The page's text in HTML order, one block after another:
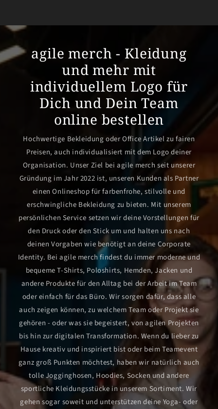
agile merch - Kleidung
und mehr mit
individuellem Logo für
Dich und Dein Team
online bestellen
Hochwertige Bekleidung oder Office Artikel zu fairen
Preisen, auch individualisiert mit dem Logo deiner
Organisation. Unser Ziel bei agile merch seit unserer
Gründung im Jahr 2022 ist, unseren Kunden als Partner
einen Onlineshop für farbenfrohe, stilvolle und
erschwingliche Bekleidung zu bieten. Mit unserem
persönlichen Service setzen wir deine Vorstellungen für
den Druck oder den Stick um und halten uns nach
deinen Vorgaben wie benötigt an deine Corporate
Identity. Bei agile merch findest du immer moderne und
bequeme T-Shirts, Poloshirts, Hemden, Jacken und
andere Produkte für den Alltag bei der Arbeit im Team
oder einfach für das Büro. Wir sorgen dafür, dass alle
auch zeigen können, zu welchem Team oder Projekt sie
gehören - oder was sie begeistert, von agilen Projekten
bis hin zur digitalen Transformation. Wenn du lieber zu
Hause kreativ und inspiriert bist oder beim Teamevent
ganz groß Punkten möchtest, haben wir natürlich auch
tolle Jogginghosen, Hoodies, Socken und andere
sportliche Kleidungsstücke in unserem Sortiment. Wir
gehen sogar soweit und unterstützen deine Yoga- oder